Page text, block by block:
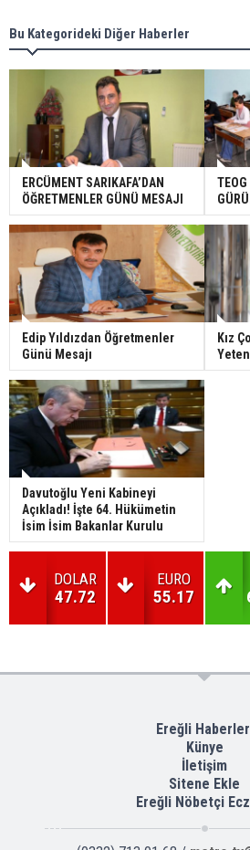
Bu Kategorideki Diğer Haberler
ERCÜMENT SARIKAFA’DAN
ÖĞRETMENLER GÜNÜ MESAJI
Edip Yıldızdan Öğretmenler
Günü Mesajı
Kız
Davutoğlu Yeni Kabineyi
Açıkladı! İşte 64. Hükümetin
İsim İsim Bakanlar Kurulu
DOLAR
47.72
EURO
55.17
Ereğli
Künye
İletişim
Sitene Ekle
Ereğli Nöbetçi